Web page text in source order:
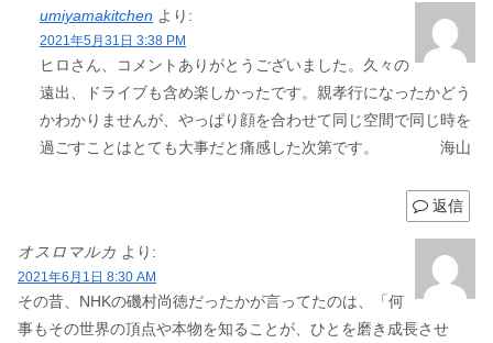
umiyamakitchen より:
2021年5月31日 3:38 PM
ヒロさん、コメントありがとうございました。久々の
遠出、ドライブも含め楽しかったです。親孝行になったかどう
かわかりませんが、やっぱり顔を合わせて同じ空間で同じ時を
過ごすことはとても大事だと痛感した次第です。 海山
返信
オスロマルカ より:
2021年6月1日 8:30 AM
その昔、NHKの磯村尚徳だったかが言ってたのは、「何
事もその世界の頂点や本物を知ることが、ひとを磨き成長させ